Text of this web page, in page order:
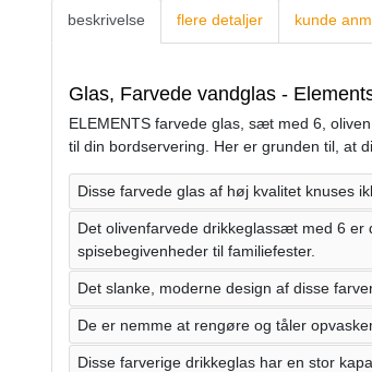
beskrivelse flere detaljer kunde
Glas, Farvede vandglas -
ELEMENTS farvede glas, sæt med 6,
til din bordservering. Her er grunden til, at
Disse farvede glas af høj kvalitet knuses
Det olivenfarvede drikkeglassæt med 6
spisebegivenheder til familiefester.
Det slanke, moderne design af disse
De er nemme at rengøre og tåler
Disse farverige drikkeglas har en stor